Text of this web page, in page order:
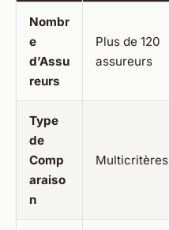
Nombr
e
d’Assu
reurs
Plus de 120
assureurs
Type
de
Comp
araiso
n
Multicritères